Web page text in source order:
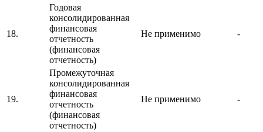
18.
Годовая
консолидированная
финансовая
отчетность
(финансовая
отчетность)
Не применимо -
19.
Промежуточная
консолидированная
финансовая
отчетность
(финансовая
отчетность)
Не применимо -